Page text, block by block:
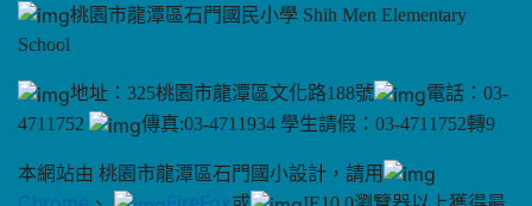
桃園市龍潭區石門國民小學 Shih Men Elementary
School
地址：325桃園市龍潭區文化路188號
電話：03-
4711752
傳真:03-4711934 學生請假：03-4711752轉9
本網站由 桃園市龍潭區石門國小設計，請用